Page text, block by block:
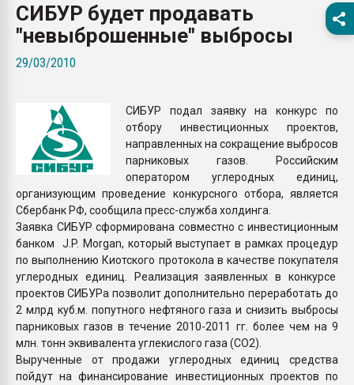
пластмасс
28.07.2026
ситуацией на
ПЕРЕЙТИ НА
СИБУР будет продавать
"невыброшенные" выбросы
29/03/2010
СИБУР подал заявку на конкурс по
отбору инвестиционных проектов,
направленных на сокращение выбросов
парниковых газов. Российским
оператором углеродных единиц,
организующим проведение конкурсного отбора, является
Сбербанк РФ, сообщила пресс-служба холдинга.
Заявка СИБУР сформирована совместно с инвестиционным
банком J.P. Morgan, который выступает в рамках процедур
по выполнению Киотского протокола в качестве покупателя
углеродных единиц. Реализация заявленных в конкурсе
проектов СИБУРа позволит дополнительно переработать до
2 млрд куб.м. попутного нефтяного газа и снизить выбросы
парниковых газов в течение 2010-2011 гг. более чем на 9
млн. тонн эквивалента углекислого газа (СО2).
Вырученные от продажи углеродных единиц средства
пойдут на финансирование инвестиционных проектов по